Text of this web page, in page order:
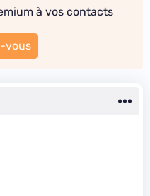
à vos contacts
vous